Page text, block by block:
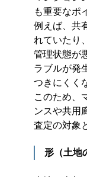
も重要なポ
例えば、共
れていたり
管理状態が
ラブルが発
つきにくく
このため、
ンスや共用
査定の対象
形（土地